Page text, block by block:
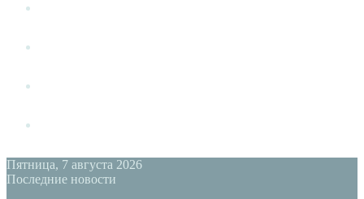
Пятница, 7 августа 2026
Последние новости